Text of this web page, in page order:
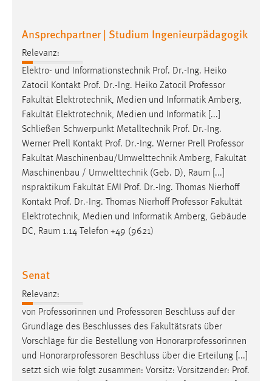
Ansprechpartner | Studium Ingenieurpädagogik
Relevanz:
Elektro- und Informationstechnik Prof. Dr.-Ing. Heiko
Zatocil Kontakt Prof. Dr.-Ing. Heiko Zatocil Professor
Fakultät Elektrotechnik, Medien und Informatik Amberg,
Fakultät Elektrotechnik, Medien und Informatik [...]
Schließen Schwerpunkt Metalltechnik Prof. Dr.-Ing.
Werner Prell Kontakt Prof. Dr.-Ing. Werner Prell Professor
Fakultät Maschinenbau/Umwelttechnik Amberg, Fakultät
Maschinenbau / Umwelttechnik (Geb. D), Raum [...]
nspraktikum Fakultät EMI Prof. Dr.-Ing. Thomas Nierhoff
Kontakt Prof. Dr.-Ing. Thomas Nierhoff Professor Fakultät
Elektrotechnik, Medien und Informatik Amberg, Gebäude
DC, Raum 1.14 Telefon +49 (9621)
Senat
Relevanz:
von Professorinnen und Professoren Beschluss auf der
Grundlage des Beschlusses des Fakultätsrats über
Vorschläge für die Bestellung von Honorarprofessorinnen
und Honorarprofessoren Beschluss über die Erteilung [...]
setzt sich wie folgt zusammen: Vorsitz: Vorsitzender: Prof.
Name:
_gcl_au
Anbieter:
Google Ireland Limited
Zweck:
Cookie Laufzeit:
3 Monate
Facebook Pixel
Name:
_fbp
Conversion-Tracking
Cookie Laufzeit:
3 Monate